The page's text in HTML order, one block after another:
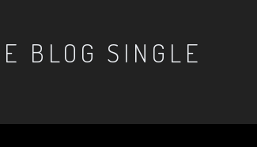
BLOG SINGLE